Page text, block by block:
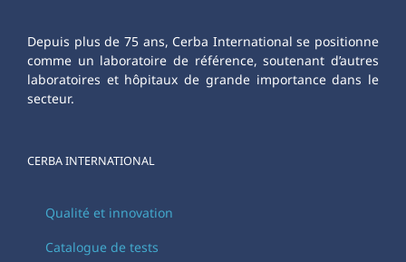
Depuis plus de 75 ans, Cerba International se positionne
comme un laboratoire de référence, soutenant d’autres
laboratoires et hôpitaux de grande importance dans le
secteur.
CERBA INTERNATIONAL
Qualité et innovation
Catalogue de tests